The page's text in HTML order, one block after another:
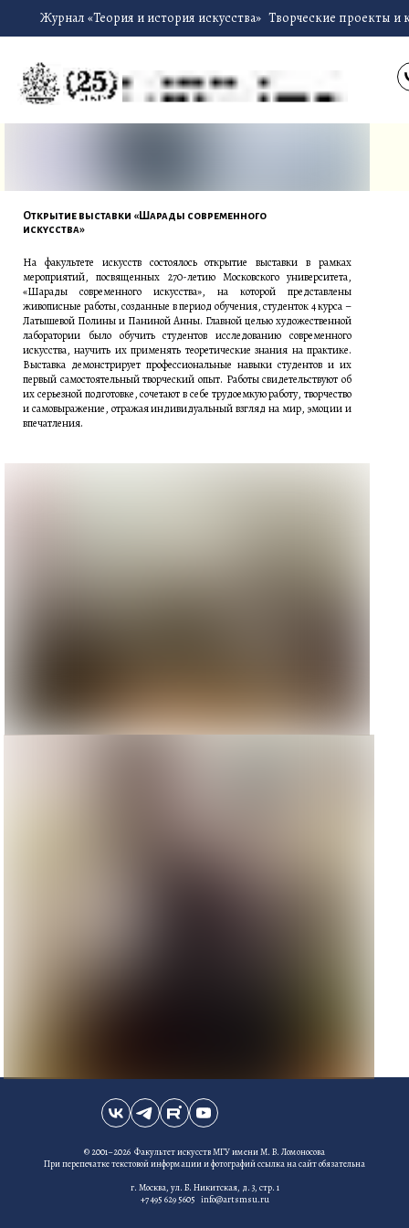
Журнал «Теория и история искусства» Творческие проекты и
На факультете искусств состоялось открытие выставки в рамках
мероприятий, посвященных 270-летию Московского университета,
«Шарады современного искусства», на которой представлены
живописные работы, созданные в период обучения, студенток 4 курса –
Латышевой Полины и Паниной Анны. Главной целью художественной
лаборатории было обучить студентов исследованию современного
искусства, научить их применять теоретические знания на практике.
Выставка демонстрирует профессиональные навыки студентов и их
первый самостоятельный творческий опыт. Работы свидетельствуют об
их серьезной подготовке, сочетают в себе трудоемкую работу, творчество
и самовыражение, отражая индивидуальный взгляд на мир, эмоции и
впечатления.
Открытие выставки «Шарады современного
искусства»
© 2001–2026 Факультет искусств МГУ имени М. В. Ломоносова
При перепечатке текстовой информации и фотографий ссылка на сайт обязательна
г. Москва, ул. Б. Никитская, д. 3, стр. 1
+7 495 629 5605 info@artsmsu.ru